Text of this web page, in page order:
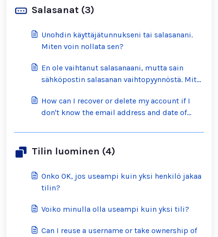
Salasanat (3)
Unohdin käyttäjätunnukseni tai salasanani.
Miten voin nollata sen?
En ole vaihtanut salasanaani, mutta sain
sähköpostin salasanan vaihtopyynnöstä. Mitä
How can I recover or delete my account if I
don't know the email address and date of
Tilin luominen (4)
Onko OK, jos useampi kuin yksi henkilö jakaa
tilin?
Voiko minulla olla useampi kuin yksi tili?
Can I reuse a username or take ownership of